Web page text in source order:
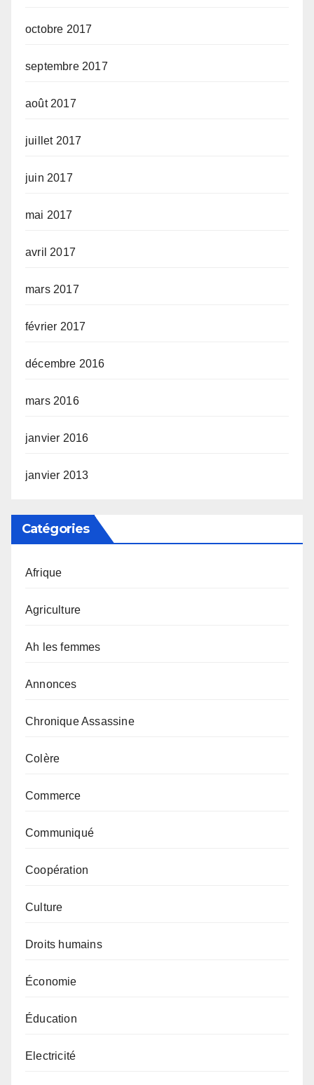
octobre 2017
septembre 2017
août 2017
juillet 2017
juin 2017
mai 2017
avril 2017
mars 2017
février 2017
décembre 2016
mars 2016
janvier 2016
janvier 2013
Catégories
Afrique
Agriculture
Ah les femmes
Annonces
Chronique Assassine
Colère
Commerce
Communiqué
Coopération
Culture
Droits humains
Économie
Éducation
Electricité